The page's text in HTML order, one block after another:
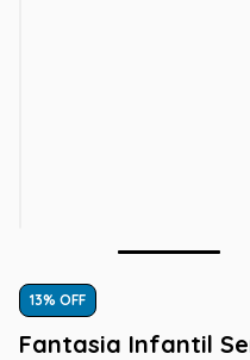
13% OFF
Fantasia Infantil